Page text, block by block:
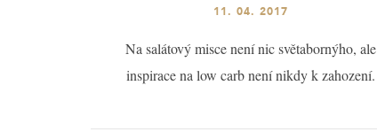
11. 04. 2017
Na salátový misce není nic světabornýho, ale
inspirace na low carb není nikdy k zahození.